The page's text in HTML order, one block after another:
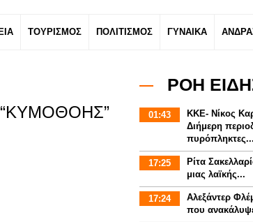
ΤΟΥΡΙΣΜΟΣ ΠΟΛΙΤΙΣΜΟΣ ΓΥΝΑΙΚΑ
ΡΟΗ
01:43
ΚΚΕ- Νίκος
Διήμερη
πυρόπληκτες...
17:25
Ρίτα
μιας λαϊκής...
17:24
Αλεξάντερ
που